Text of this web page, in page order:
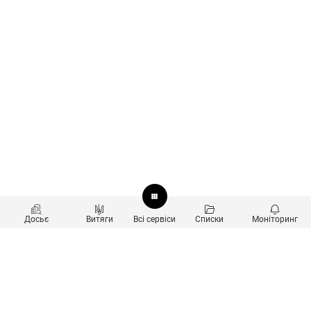
Досьє Витяги Всі сервіси Списки Моніторинг